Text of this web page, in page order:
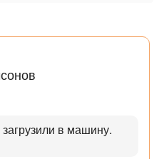
в машину.